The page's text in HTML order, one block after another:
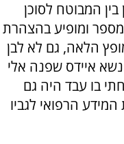
בין המבוטח לסוכן
ומופיע בהצהרת
הלאה, גם לא לבן
איידס שפנה אלי
בו עבד היה גם
הרפואי לגביו